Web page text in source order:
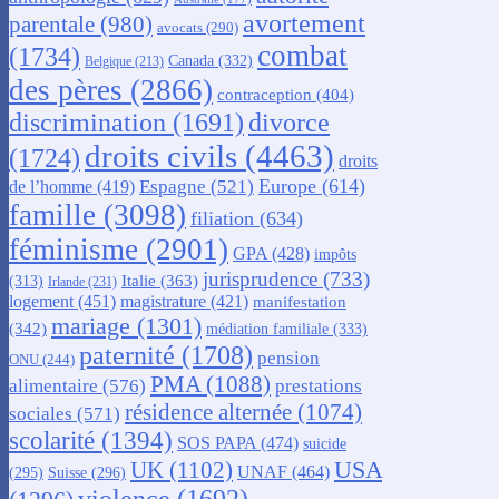
parentale (980) avocats (290) avortement
(1734) Belgique (213) Canada (332) combat
des pères (2866) contraception (404)
discrimination (1691) divorce
(1724) droits civils (4463) droits
de l’homme (419) Espagne (521) Europe (614)
famille (3098) filiation (634)
féminisme (2901) GPA (428) impôts
(313) Irlande (231) Italie (363) jurisprudence (733)
logement (451) magistrature (421) manifestation
(342) mariage (1301) médiation familiale (333)
ONU (244) paternité (1708) pension
alimentaire (576) PMA (1088) prestations
sociales (571) résidence alternée (1074)
scolarité (1394) SOS PAPA (474) suicide
(295) Suisse (296) UK (1102) UNAF (464) USA